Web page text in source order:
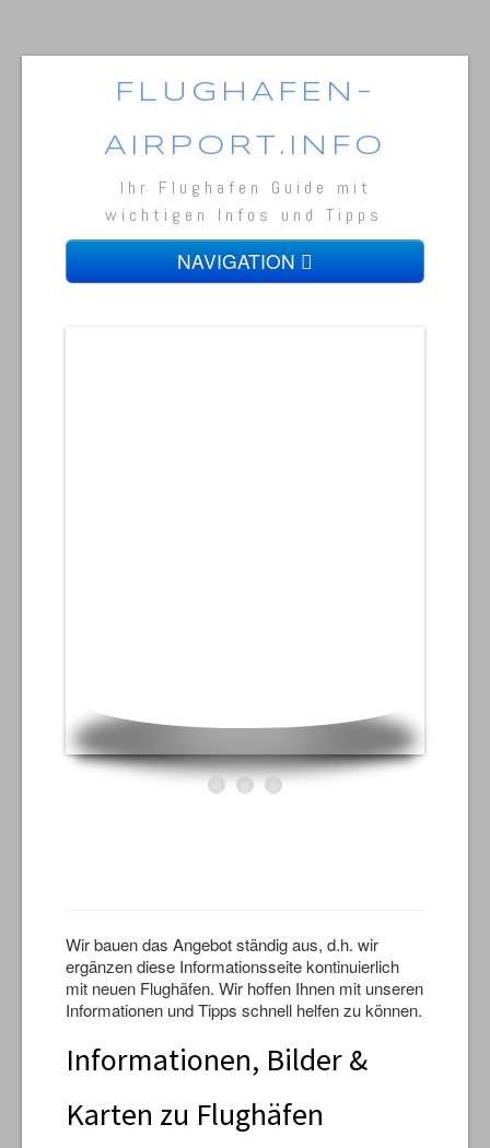
FLUGHAFEN-
AIRPORT.INFO
Ihr Flughafen Guide mit
wichtigen Infos und Tipps
NAVIGATION
Wir bauen das Angebot ständig aus, d.h. wir
ergänzen diese Informationsseite kontinuierlich
mit neuen Flughäfen. Wir hoffen Ihnen mit unseren
Informationen und Tipps schnell helfen zu können.
Informationen, Bilder &
Karten zu Flughäfen